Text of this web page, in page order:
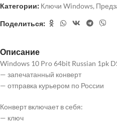
Категории: Ключи Windows,
Поделиться:
Описание
Windows 10 Pro 64bit Russian 1pk
— запечатанный конверт
— отправка курьером по России
Конверт включает в себя:
— ключ